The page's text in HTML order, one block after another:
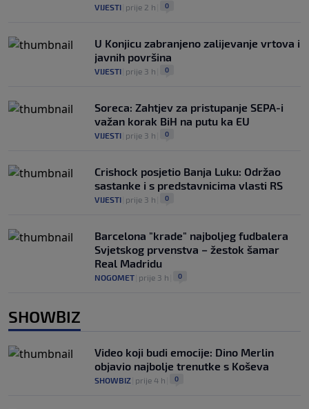
VIJESTI prije 2 h 0
U Konjicu zabranjeno zalijevanje vrtova i
javnih površina
VIJESTI prije 3 h 0
Soreca: Zahtjev za pristupanje SEPA-i
važan korak BiH na putu ka EU
VIJESTI prije 3 h 0
Crishock posjetio Banja Luku: Održao
sastanke i s predstavnicima vlasti RS
VIJESTI prije 3 h 0
Barcelona "krade" najboljeg fudbalera
Svjetskog prvenstva – žestok šamar
Real Madridu
NOGOMET prije 3 h 0
SHOWBIZ
Video koji budi emocije: Dino Merlin
objavio najbolje trenutke s Koševa
SHOWBIZ prije 4 h 0